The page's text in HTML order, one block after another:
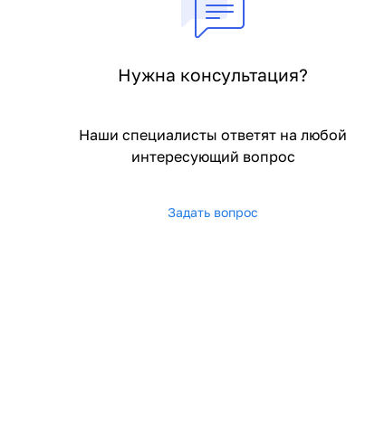
Нужна консультация?
Наши специалисты ответят на любой
интересующий вопрос
Задать вопрос